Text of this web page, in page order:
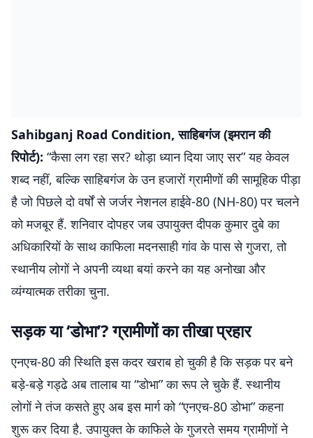
Sahibganj Road Condition, साहिबगंज (इमरान की
रिपोर्ट): “कैसा लग रहा सर? थोड़ा ध्यान दिया जाए सर” यह केवल
शब्द नहीं, बल्कि साहिबगंज के उन हजारों ग्रामीणों की सामूहिक पीड़ा
है जो पिछले दो वर्षों से जर्जर नेशनल हाईवे-80 (NH-80) पर चलने
को मजबूर हैं. शनिवार दोपहर जब उपायुक्त दीपक कुमार दुबे का
अधिकारियों के साथ काफिला मदनसाही गांव के पास से गुजरा, तो
स्थानीय लोगों ने अपनी व्यथा बयां करने का यह अनोखा और
व्यंग्यात्मक तरीका चुना.
सड़क या ‘डोभा’? ग्रामीणों का तीखा प्रहार
एनएच-80 की स्थिति इस कदर खराब हो चुकी है कि सड़क पर बने
बड़े-बड़े गड्ढे अब तालाब या “डोभा” का रूप ले चुके हैं. स्थानीय
लोगों ने तंज कसते हुए अब इस मार्ग को “एनएच-80 डोभा” कहना
शुरू कर दिया है. उपायुक्त के काफिले के गुजरते समय ग्रामीणों ने